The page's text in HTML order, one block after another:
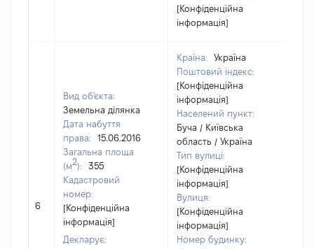
[Конфіденційна
інформація]
6
Вид об'єкта:
Земельна ділянка
Дата набуття
права:
15.06.2016
Загальна площа
(м2):
355
Кадастровий
номер:
[Конфіденційна
інформація]
Декларує:
Країна:
Україна
Поштовий індекс:
[Конфіденційна
інформація]
Населений пункт:
Буча / Київська
область / Україна
Тип вулиці:
[Конфіденційна
інформація]
Вулиця:
[Конфіденційна
інформація]
Номер будинку: